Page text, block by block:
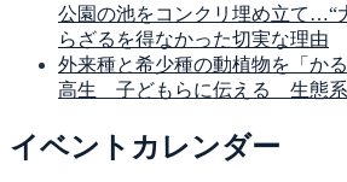
公園の池をコンクリ埋め立て…“
らざるを得なかった切実な理由
外来種と希少種の動植物を「か
高生 子どもらに伝える 生態系
イベントカレンダー